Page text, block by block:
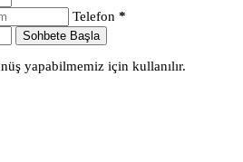
Telefon *
Sohbete Başla
yapabilmemiz için kullanılır.